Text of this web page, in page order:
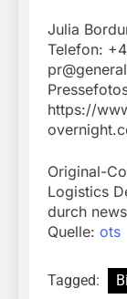
Julia
Telefon:
https://
Original-
Logistics
durch
Quelle: ots
Tagged: